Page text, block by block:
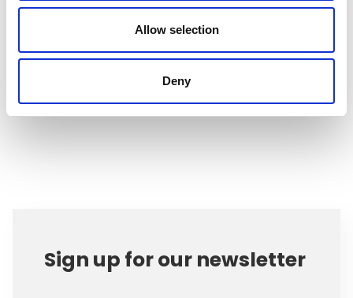
Allow selection
Deny
Guerre mondiale. Génération
après génération, les déséquilibres
se creusent.
Item
Sign up for our newsletter